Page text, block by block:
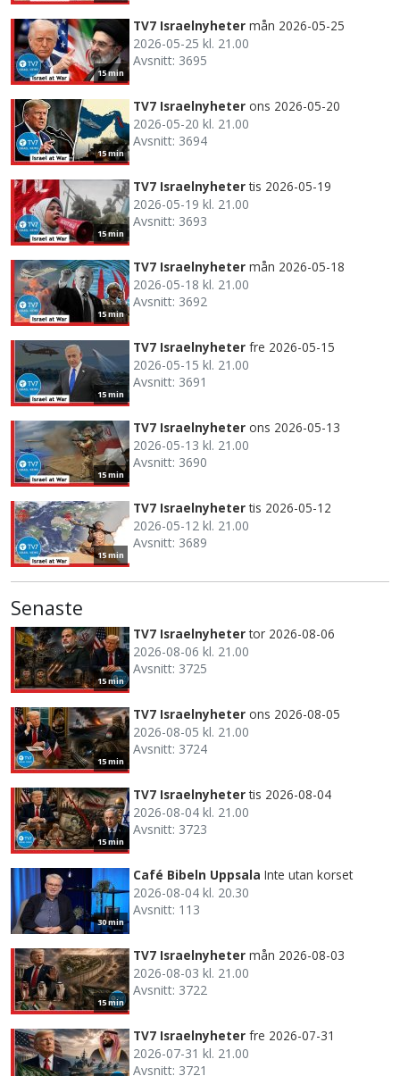
15 min
TV7 Israelnyheter mån 2026-05-25
2026-05-25 kl. 21.00
Avsnitt: 3695
15 min
TV7 Israelnyheter ons 2026-05-20
2026-05-20 kl. 21.00
Avsnitt: 3694
15 min
TV7 Israelnyheter tis 2026-05-19
2026-05-19 kl. 21.00
Avsnitt: 3693
15 min
TV7 Israelnyheter mån 2026-05-18
2026-05-18 kl. 21.00
Avsnitt: 3692
15 min
TV7 Israelnyheter fre 2026-05-15
2026-05-15 kl. 21.00
Avsnitt: 3691
15 min
TV7 Israelnyheter ons 2026-05-13
2026-05-13 kl. 21.00
Avsnitt: 3690
15 min
TV7 Israelnyheter tis 2026-05-12
2026-05-12 kl. 21.00
Avsnitt: 3689
Senaste
15 min
TV7 Israelnyheter tor 2026-08-06
2026-08-06 kl. 21.00
Avsnitt: 3725
15 min
TV7 Israelnyheter ons 2026-08-05
2026-08-05 kl. 21.00
Avsnitt: 3724
15 min
TV7 Israelnyheter tis 2026-08-04
2026-08-04 kl. 21.00
Avsnitt: 3723
30 min
Café Bibeln Uppsala Inte utan korset
2026-08-04 kl. 20.30
Avsnitt: 113
15 min
TV7 Israelnyheter mån 2026-08-03
2026-08-03 kl. 21.00
Avsnitt: 3722
TV7 Israelnyheter fre 2026-07-31
2026-07-31 kl. 21.00
Avsnitt: 3721